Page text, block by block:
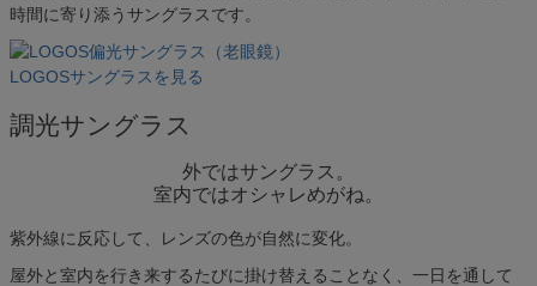
時間に寄り添うサングラスです。
LOGOSサングラスを見る
調光サングラス
外ではサングラス。
室内ではオシャレめがね。
紫外線に反応して、レンズの色が自然に変化。
屋外と室内を行き来するたびに掛け替えることなく、一日を通して